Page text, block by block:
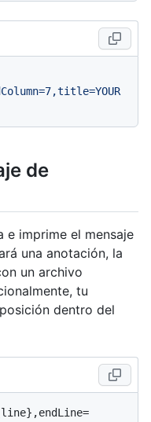
de
e imprime el mensaje
una anotación, la
un archivo
tu
dentro del